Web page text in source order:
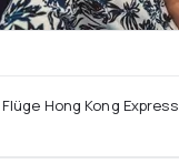
Hong Kong Express